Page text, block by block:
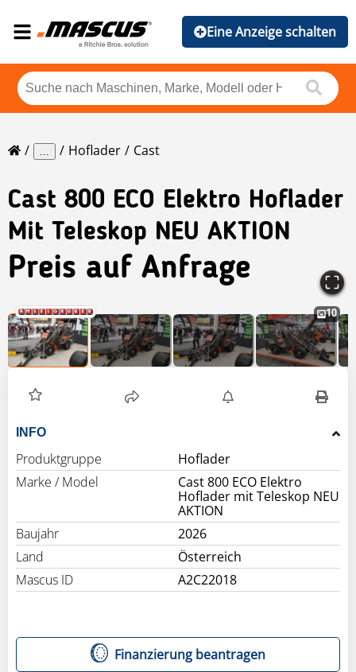
Eine Anzeige schalten
... Hoflader Cast
Cast 800 ECO Elektro Hoflader
Mit Teleskop NEU AKTION
Preis auf Anfrage
10
INFO
Produktgruppe
Hoflader
Marke / Model
Cast 800 ECO Elektro
Hoflader mit Teleskop NEU
AKTION
Baujahr
2026
Land
Österreich
Mascus ID
A2C22018
Finanzierung beantragen